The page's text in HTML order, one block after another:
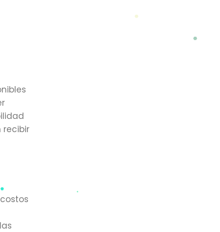
recibir